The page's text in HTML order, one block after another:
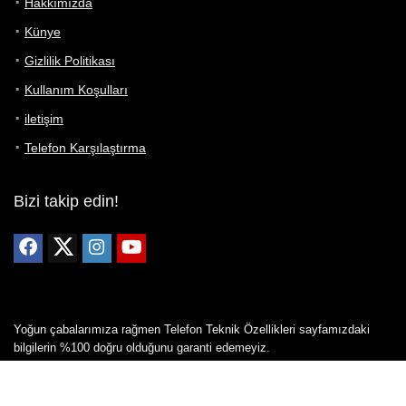
Hakkımızda
Künye
Gizlilik Politikası
Kullanım Koşulları
iletişim
Telefon Karşılaştırma
Bizi takip edin!
Yoğun çabalarımıza rağmen Telefon Teknik Özellikleri sayfamızdaki
bilgilerin %100 doğru olduğunu garanti edemeyiz.